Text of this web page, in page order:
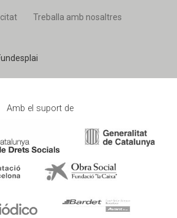
Treballa amb nosaltres
Amb el suport de